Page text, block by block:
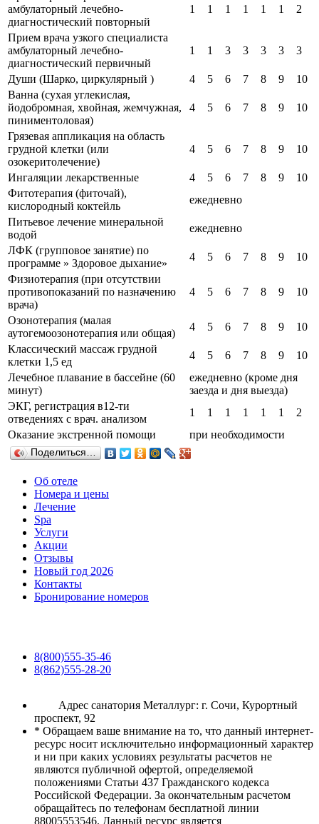
амбулаторный лечебно-
диагностический повторный
1 1 1 1 1 1 2
Прием врача узкого специалиста
амбулаторный лечебно-
диагностический первичный
1 1 3 3 3 3 3
Души (Шарко, циркулярный ) 4 5 6 7 8 9
10
Ванна (сухая углекислая,
йодобромная, хвойная, жемчужная,
пиниментоловая)
4 5 6 7 8 9 10
Грязевая аппликация на область
грудной клетки (или
озокеритолечение)
4 5 6 7 8 9 10
Ингаляции лекарственные 4 5 6 7 8 9
10
Фитотерапия (фиточай),
кислородный коктейль
ежедневно
Питьевое лечение минеральной
водой
ежедневно
ЛФК (групповое занятие) по
программе » Здоровое дыхание»
4 5 6 7 8 9
10
Физиотерапия (при отсутствии
противопоказаний по назначению
врача)
4 5 6 7 8 9 10
Озонотерапия (малая
аутогемоозонотерапия или общая)
4 5 6 7 8 9
10
Классический массаж грудной
клетки 1,5 ед
4 5 6 7 8 9
10
Лечебное плавание в бассейне (60
минут)
ежедневно (кроме дня
заезда и дня выезда)
ЭКГ, регистрация в12-ти
отведениях с врач. анализом
1 1 1 1 1 1
2
Оказание экстренной помощи
при необходимости
Поделиться…
Об отеле
Номера и цены
Лечение
Spa
Услуги
Акции
Отзывы
Новый год 2026
Контакты
Бронирование номеров
8(800)555-35-46
8(862)555-28-20
Адрес санатория Металлург: г. Сочи, Курортный
проспект, 92
* Обращаем ваше внимание на то, что данный интернет-
ресурс носит исключительно информационный характер
и ни при каких условиях результаты расчетов не
являются публичной офертой, определяемой
положениями Статьи 437 Гражданского кодекса
Российской Федерации. За окончательным расчетом
обращайтесь по телефонам бесплатной линии
88005553546. Данный ресурс является